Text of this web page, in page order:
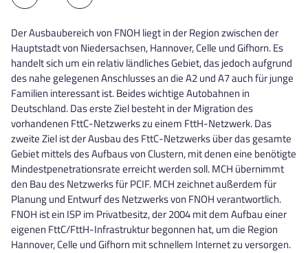
Der Ausbaubereich von FNOH liegt in der Region zwischen der
Hauptstadt von Niedersachsen, Hannover, Celle und Gifhorn. Es
handelt sich um ein relativ ländliches Gebiet, das jedoch aufgrund
des nahe gelegenen Anschlusses an die A2 und A7 auch für junge
Familien interessant ist. Beides wichtige Autobahnen in
Deutschland. Das erste Ziel besteht in der Migration des
vorhandenen FttC-Netzwerks zu einem FttH-Netzwerk. Das
zweite Ziel ist der Ausbau des FttC-Netzwerks über das gesamte
Gebiet mittels des Aufbaus von Clustern, mit denen eine benötigte
Mindestpenetrationsrate erreicht werden soll. MCH übernimmt
den Bau des Netzwerks für PCIF. MCH zeichnet außerdem für
Planung und Entwurf des Netzwerks von FNOH verantwortlich.
FNOH ist ein ISP im Privatbesitz, der 2004 mit dem Aufbau einer
eigenen FttC/FttH-Infrastruktur begonnen hat, um die Region
Hannover, Celle und Gifhorn mit schnellem Internet zu versorgen.